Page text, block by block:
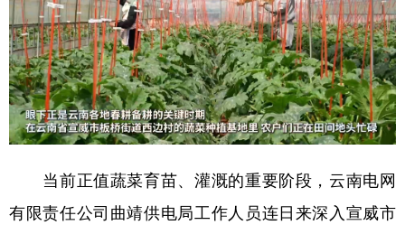
当前正值蔬菜育苗、灌溉的重要阶段，云南电网
有限责任公司曲靖供电局工作人员连日来深入宣威市